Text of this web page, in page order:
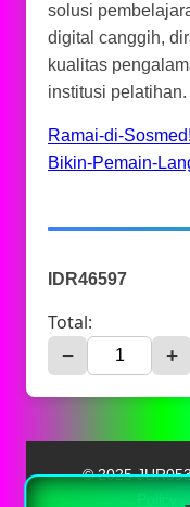
solusi
digital canggih,
kualitas
institusi pelatihan.
Ramai-di-
Bikin-Pemain-
IDR46597
Total:
− +
© 2025